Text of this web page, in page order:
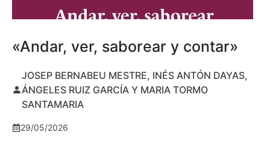
«Andar, ver, saborear y contar»
JOSEP BERNABEU MESTRE, INÉS ANTÓN DAYAS,
ÁNGELES RUIZ GARCÍA Y MARIA TORMO
SANTAMARIA
29/05/2026